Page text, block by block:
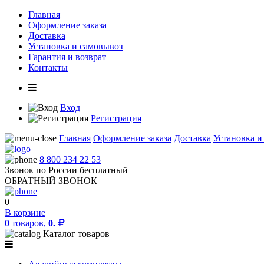
Главная
Оформление заказа
Доставка
Установка и самовывоз
Гарантия и возврат
Контакты
Вход
Регистрация
Главная Оформление заказа Доставка Установка
8 800 234 22 53
Звонок по России бесплатный
ОБРАТНЫЙ ЗВОНОК
0
В корзине
0 товаров, 0.
Каталог товаров